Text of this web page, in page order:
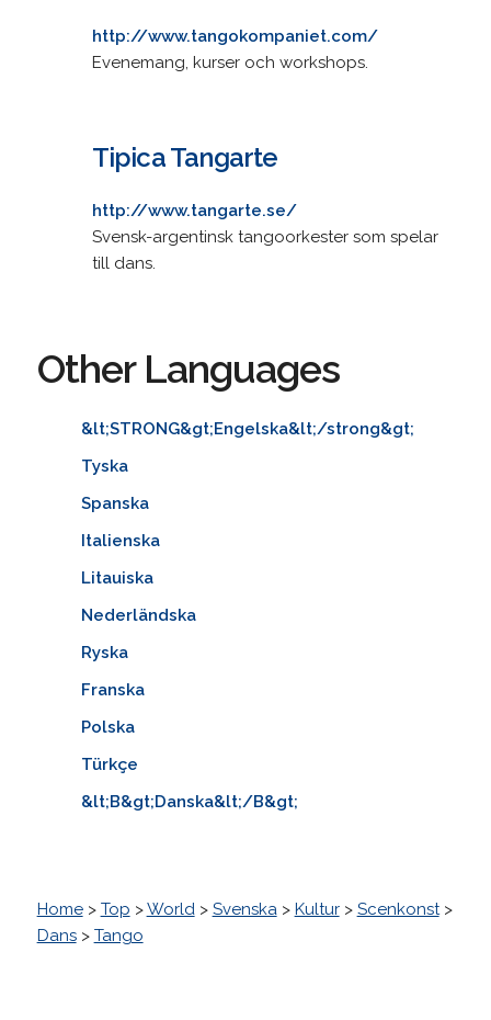
http://www.tangokompaniet.com/
Evenemang, kurser och workshops.
Tipica Tangarte
http://www.tangarte.se/
Svensk-argentinsk tangoorkester som spelar
till dans.
Other Languages
&lt;STRONG&gt;Engelska&lt;/strong&gt;
Tyska
Spanska
Italienska
Litauiska
Nederländska
Ryska
Franska
Polska
Türkçe
&lt;B&gt;Danska&lt;/B&gt;
Home> Top >World> Svenska> Kultur> Scenkonst>
Dans> Tango